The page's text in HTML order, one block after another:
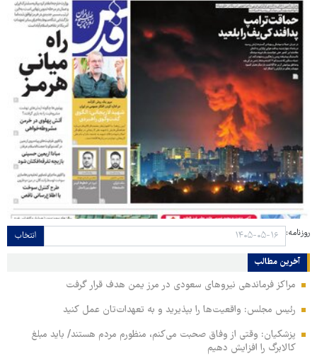
روزنامه: انتخاب
آخرین مطالب
مراکز فرماندهی نیروهای سعودی در مرز یمن هدف قرار گرفت
رئیس مجلس: واقعیت‌ها را بپذیرید و به تعهدات‌تان عمل کنید
پزشکیان: وقتی از وفاق صحبت می‌کنم، منظورم مردم هستند/ باید مبلغ
کالابرگ را افزایش دهیم